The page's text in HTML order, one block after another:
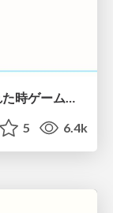
5 6.4k